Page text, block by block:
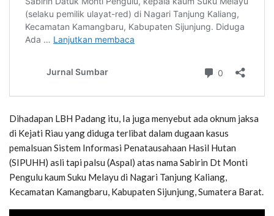
Dihadapan LBH Padang itu, Ia juga menyebut ada oknum jaksa
di Kejati Riau yang diduga terlibat dalam dugaan kasus
pemalsuan Sistem Informasi Penatausahaan Hasil Hutan
(SIPUHH) asli tapi palsu (Aspal) atas nama Sabirin Dt Monti
Pengulu kaum Suku Melayu di Nagari Tanjung Kaliang,
Kecamatan Kamangbaru, Kabupaten Sijunjung, Sumatera Barat.